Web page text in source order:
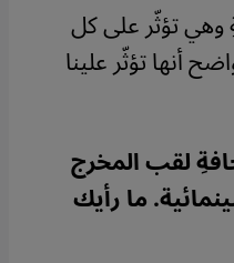
وهي تؤثّر على كل
أنها تؤثّر علينا
لقب المخرج
ما رأيك